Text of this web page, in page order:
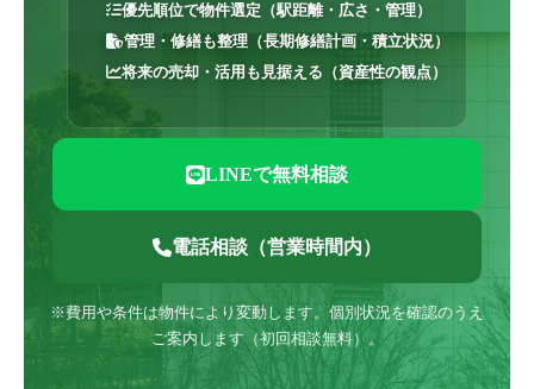
優先順位で物件選定（駅距離・広さ・管理）
管理・修繕も整理（長期修繕計画・積立状況）
将来の売却・活用も見据える（資産性の観点）
LINEで無料相談
電話相談（営業時間内）
※費用や条件は物件により変動します。個別状況を確認のうえ
ご案内します（初回相談無料）。